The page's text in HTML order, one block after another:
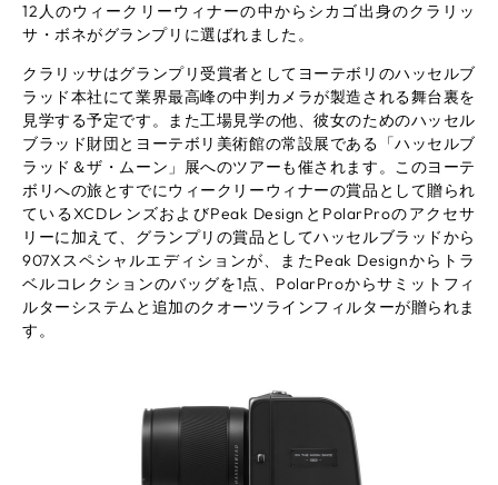
12人のウィークリーウィナーの中からシカゴ出身のクラリッ
サ・ボネがグランプリに選ばれました。
クラリッサはグランプリ受賞者としてヨーテボリのハッセルブ
ラッド本社にて業界最高峰の中判カメラが製造される舞台裏を
見学する予定です。また工場見学の他、彼女のためのハッセル
ブラッド財団とヨーテボリ美術館の常設展である「ハッセルブ
ラッド＆ザ・ムーン」展へのツアーも催されます。このヨーテ
ボリへの旅とすでにウィークリーウィナーの賞品として贈られ
ているXCDレンズおよびPeak DesignとPolarProのアクセサ
リーに加えて、グランプリの賞品としてハッセルブラッドから
907Xスペシャルエディションが、またPeak Designからトラ
ベルコレクションのバッグを1点、PolarProからサミットフィ
ルターシステムと追加のクオーツラインフィルターが贈られま
す。